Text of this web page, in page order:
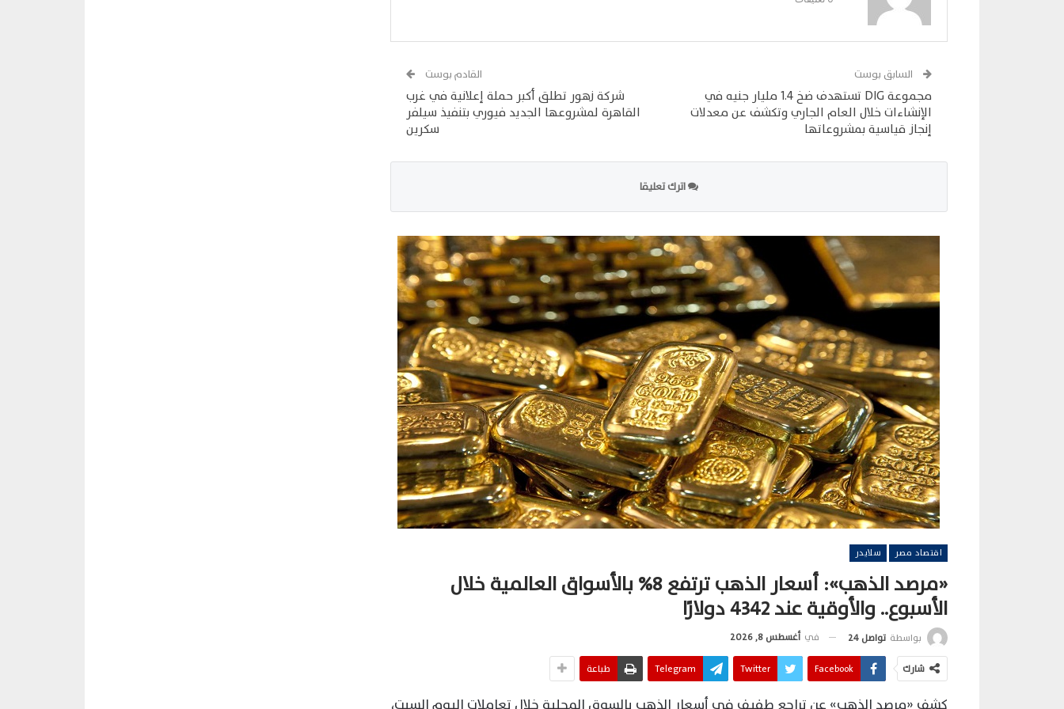
السابق بوست
مجموعة DIG تستهدف ضخ 1.4 مليار جنيه في
الإنشاءات خلال العام الجاري وتكشف عن معدلات
إنجاز قياسية بمشروعاتها
القادم بوست
شركة زهور تطلق أكبر حملة إعلانية في غرب
القاهرة لمشروعها الجديد فيوري بتنفيذ سيلفر
سكرين
اترك تعليقا
اقتصاد مصر سلايدر
«مرصد الذهب»: أسعار الذهب ترتفع 8% بالأسواق العالمية خلال
الأسبوع.. والأوقية عند 4342 دولارًا
بواسطة تواصل 24 في أغسطس 8, 2026
شارك Facebook
Twitter
Telegram طباعة